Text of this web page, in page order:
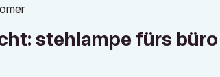
stehlampe fürs